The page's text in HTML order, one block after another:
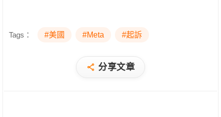
Tags： #美國 #Meta #起訴
分享文章